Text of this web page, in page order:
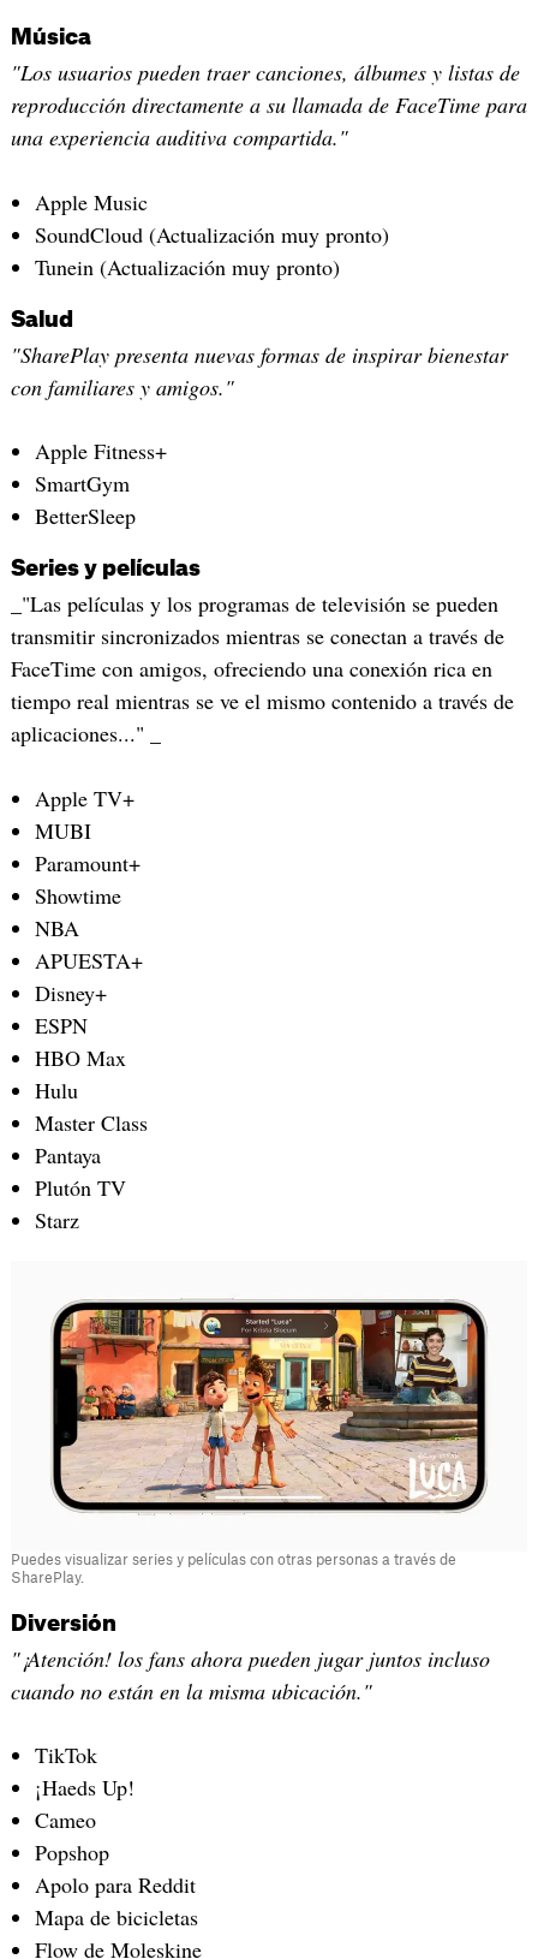
Música
"Los usuarios pueden traer canciones, álbumes y listas de
reproducción directamente a su llamada de FaceTime para
una experiencia auditiva compartida."
Apple Music
SoundCloud (Actualización muy pronto)
Tunein (Actualización muy pronto)
Salud
"SharePlay presenta nuevas formas de inspirar bienestar
con familiares y amigos."
Apple Fitness+
SmartGym
BetterSleep
Series y películas
_"Las películas y los programas de televisión se pueden
transmitir sincronizados mientras se conectan a través de
FaceTime con amigos, ofreciendo una conexión rica en
tiempo real mientras se ve el mismo contenido a través de
aplicaciones..." _
Apple TV+
MUBI
Paramount+
Showtime
NBA
APUESTA+
Disney+
ESPN
HBO Max
Hulu
Master Class
Pantaya
Plutón TV
Starz
Puedes visualizar series y películas con otras personas a través de
SharePlay.
Diversión
"¡Atención! los fans ahora pueden jugar juntos incluso
cuando no están en la misma ubicación."
TikTok
¡Haeds Up!
Cameo
Popshop
Apolo para Reddit
Mapa de bicicletas
Flow de Moleskine